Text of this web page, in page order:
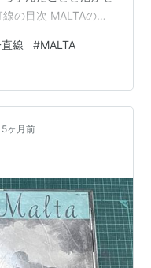
の目次 MALTAのサ
白い！サックスの演
由もよく分かった！
だ。見た目チャラそ
直線を読んだ理由 奥
修行…
線 #MALTA
5ヶ月前